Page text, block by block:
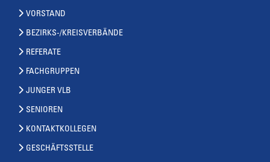
VORSTAND
BEZIRKS-/KREISVERBÄNDE
REFERATE
FACHGRUPPEN
JUNGER VLB
SENIOREN
KONTAKTKOLLEGEN
GESCHÄFTSSTELLE